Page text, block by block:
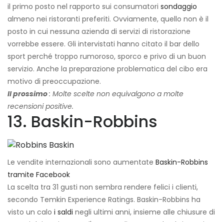
il primo posto nel rapporto sui consumatori sondaggio
almeno nei ristoranti preferiti. Ovviamente, quello non è il
posto in cui nessuna azienda di servizi di ristorazione
vorrebbe essere. Gli intervistati hanno citato il bar dello
sport perché troppo rumoroso, sporco e privo di un buon
servizio. Anche la preparazione problematica del cibo era
motivo di preoccupazione.
Il prossimo: Molte scelte non equivalgono a molte
recensioni positive.
13. Baskin-Robbins
Le vendite internazionali sono aumentate Baskin-Robbins
tramite Facebook
La scelta tra 31 gusti non sembra rendere felici i clienti,
secondo Temkin Experience Ratings. Baskin-Robbins ha
visto un calo i saldi negli ultimi anni, insieme alle chiusure di